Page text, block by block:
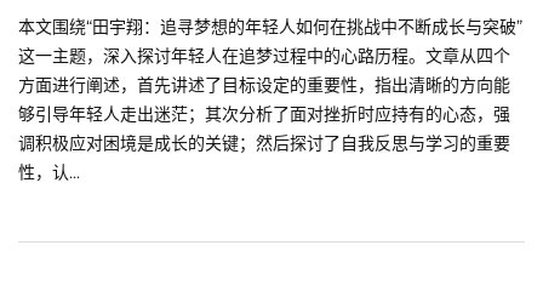
本文围绕“田宇翔：追寻梦想的年轻人如何在挑战中不断成长与突破”
这一主题，深入探讨年轻人在追梦过程中的心路历程。文章从四个
方面进行阐述，首先讲述了目标设定的重要性，指出清晰的方向能
够引导年轻人走出迷茫；其次分析了面对挫折时应持有的心态，强
调积极应对困境是成长的关键；然后探讨了自我反思与学习的重要
性，认...